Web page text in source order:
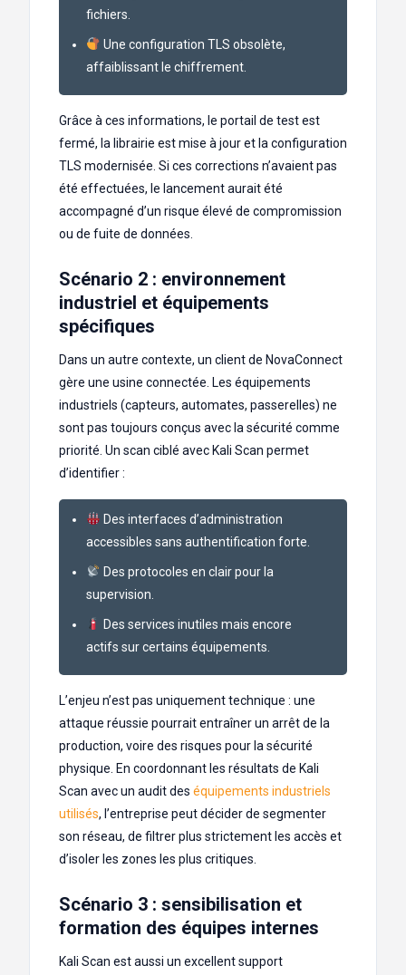
fichiers.
Une configuration TLS obsolète,
affaiblissant le chiffrement.
Grâce à ces informations, le portail de test est
fermé, la librairie est mise à jour et la configuration
TLS modernisée. Si ces corrections n’avaient pas
été effectuées, le lancement aurait été
accompagné d’un risque élevé de compromission
ou de fuite de données.
Scénario 2 : environnement
industriel et équipements
spécifiques
Dans un autre contexte, un client de NovaConnect
gère une usine connectée. Les équipements
industriels (capteurs, automates, passerelles) ne
sont pas toujours conçus avec la sécurité comme
priorité. Un scan ciblé avec Kali Scan permet
d’identifier :
Des interfaces d’administration
accessibles sans authentification forte.
Des protocoles en clair pour la
supervision.
Des services inutiles mais encore
actifs sur certains équipements.
L’enjeu n’est pas uniquement technique : une
attaque réussie pourrait entraîner un arrêt de la
production, voire des risques pour la sécurité
physique. En coordonnant les résultats de Kali
Scan avec un audit des équipements industriels
utilisés, l’entreprise peut décider de segmenter
son réseau, de filtrer plus strictement les accès et
d’isoler les zones les plus critiques.
Scénario 3 : sensibilisation et
formation des équipes internes
Kali Scan est aussi un excellent support